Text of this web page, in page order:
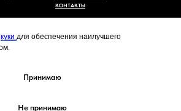
куки для обеспечения наилучшего
Принимаю
Не принимаю
cakeartistworld@mail.ru
КОНТАКТЫ
Политика конфиденциальности
на обработку персональных данных